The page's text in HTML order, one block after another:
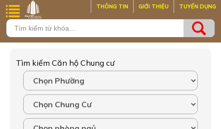
THÔNG TIN GIỚI THIỆU TUYỂN DỤNG
Tìm kiếm Căn hộ Chung cư